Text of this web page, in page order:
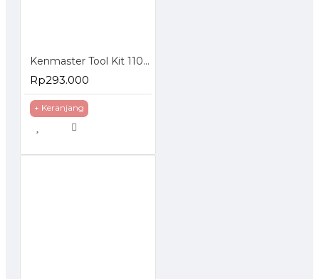
Kenmaster Tool Kit 110 Pcs Toolkit Set Kunci Sok Alat Pertukangan Lengkap
Rp293.000
+ Keranjang